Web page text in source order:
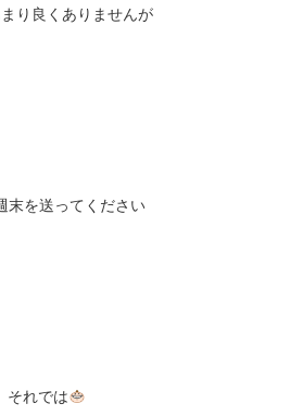
り良くありませんが
末を送ってください
それでは